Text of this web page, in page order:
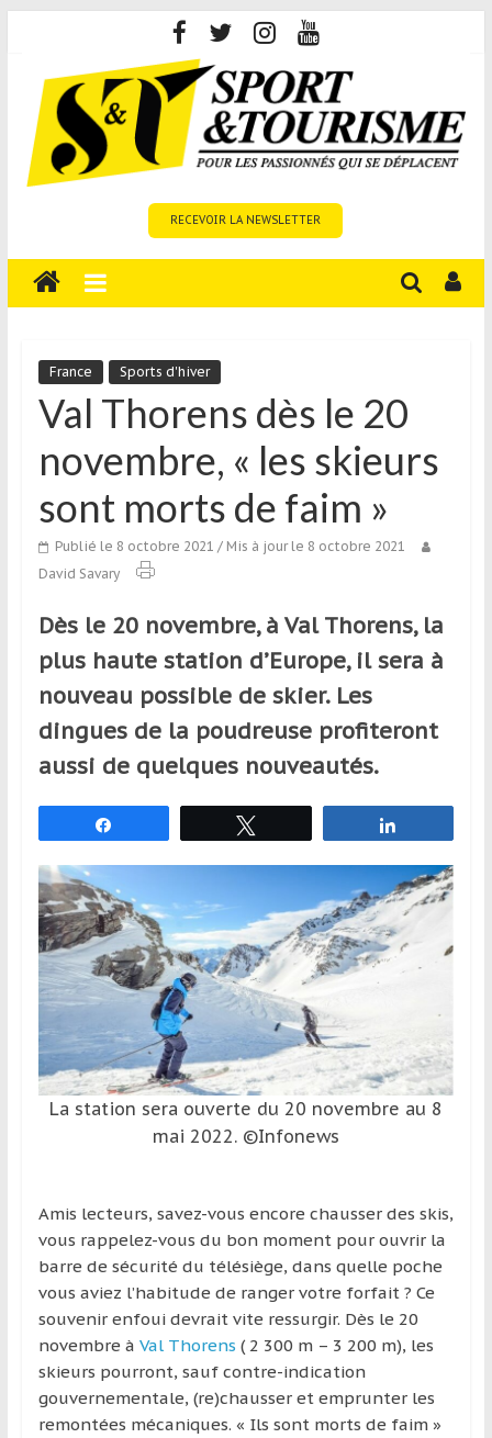
content
Tourisme
est
média
sur
tourisme
sportif
qui
aux
voyageurs
ou
réguliers,
pratiquants,
ou
simples
sport,
qui
se
déplacent
en
France
l’étranger
pour
assouvir
en
profitant
de
découverte
culturelle
d’un
pays
RECEVOIR LA NEWSLETTER
France Sports d'hiver
Val Thorens dès le 20
novembre, « les skieurs
sont morts de faim »
Publié le 8 octobre 2021 / Mis à jour le 8 octobre 2021
David Savary
Dès le 20 novembre, à Val Thorens, la
plus haute station d’Europe, il sera à
nouveau possible de skier. Les
dingues de la poudreuse profiteront
aussi de quelques nouveautés.
La station sera ouverte du 20 novembre au 8
mai 2022. ©Infonews
Amis lecteurs, savez-vous encore chausser des skis,
vous rappelez-vous du bon moment pour ouvrir la
barre de sécurité du télésiège, dans quelle poche
vous aviez l’habitude de ranger votre forfait ? Ce
souvenir enfoui devrait vite ressurgir. Dès le 20
novembre à Val Thorens ( 2 300 m – 3 200 m), les
skieurs pourront, sauf contre-indication
gouvernementale, (re)chausser et emprunter les
remontées mécaniques. « Ils sont morts de faim »